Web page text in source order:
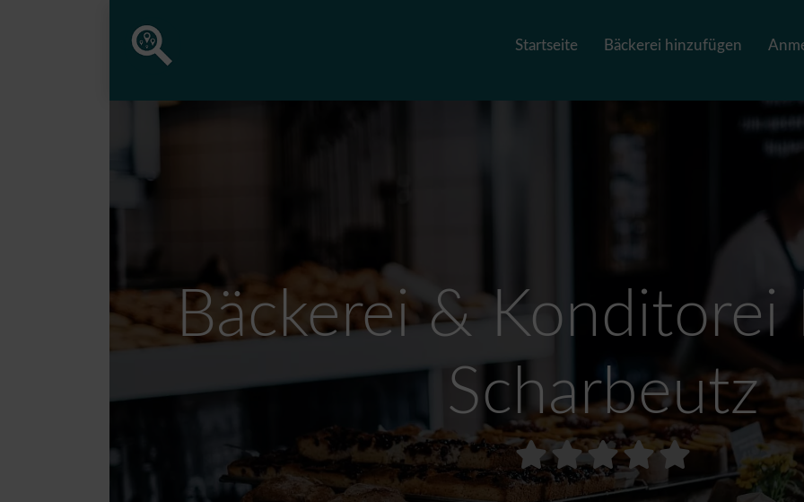
Startseite Bäckerei hinzufügen
Bäckerei & Konditorei
Scharbeutz